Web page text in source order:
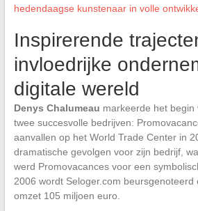
hedendaagse kunstenaar in volle
Inspirerende
invloedrijke
digitale wereld
Denys Chalumeau markeerde het
twee succesvolle bedrijven:
aanvallen op het World Trade Center in
dramatische gevolgen voor zijn bedrijf,
werd Promovacances voor een
2006 wordt Seloger.com beursgenoteerd
omzet 105 miljoen euro.